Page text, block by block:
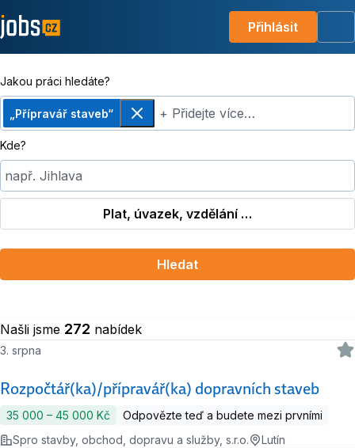
Přihlásit
Jakou práci hledáte?
„Přípravář staveb“
Odebrat+ Přidejte více…
Kde?
např. Jihlava
Plat, úvazek, vzdělání …
Hledat
Našli jsme 272 nabídek
Rozpočtář(ka)/přípravář(ka) dopravních staveb
3. srpna
35 000 ‍–‍ 45 000 Kč
Odpovězte teď a budete mezi prvními
Spro stavby, obchod, dopravu a služby, s.r.o.
Lutín